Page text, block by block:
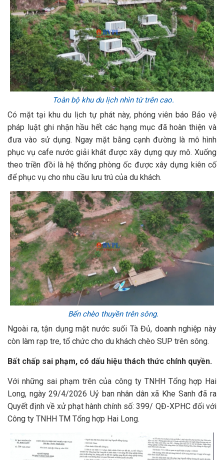
Toàn bộ khu du lịch nhìn từ trên cao.
Có mặt tại khu du lịch tự phát này, phóng viên báo Bảo vệ
pháp luật ghi nhận hầu hết các hạng mục đã hoàn thiện và
đưa vào sử dụng. Ngay mặt bằng cạnh đường là mô hình
phục vụ cafe nước giải khát được xây dựng quy mô. Xuống
theo triền đồi là hệ thống phòng ốc được xây dựng kiên cố
để phục vụ cho nhu cầu lưu trú của du khách.
Bến chèo thuyền trên sông.
Ngoài ra, tận dụng mặt nước suối Tà Đủ, doanh nghiệp này
còn làm rạp tre, tổ chức cho du khách chèo SUP trên sông.
Bất chấp sai phạm, có dấu hiệu thách thức chính quyền.
Với những sai phạm trên của công ty TNHH Tổng hợp Hai
Long, ngày 29/4/2026 Uỷ ban nhân dân xã Khe Sanh đã ra
Quyết định về xử phạt hành chính số: 399/ QĐ-XPHC đối với
Công ty TNHH TM Tổng hợp Hai Long.